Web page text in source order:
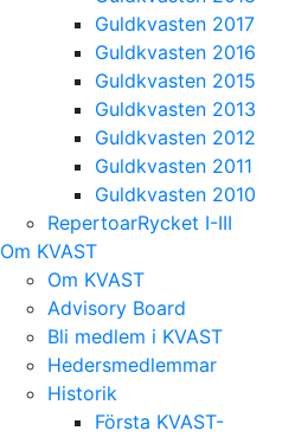
Guldkvasten 2017
Guldkvasten 2016
Guldkvasten 2015
Guldkvasten 2013
Guldkvasten 2012
Guldkvasten 2011
Guldkvasten 2010
RepertoarRycket I-III
Om KVAST
Om KVAST
Advisory Board
Bli medlem i KVAST
Hedersmedlemmar
Historik
Första KVAST-